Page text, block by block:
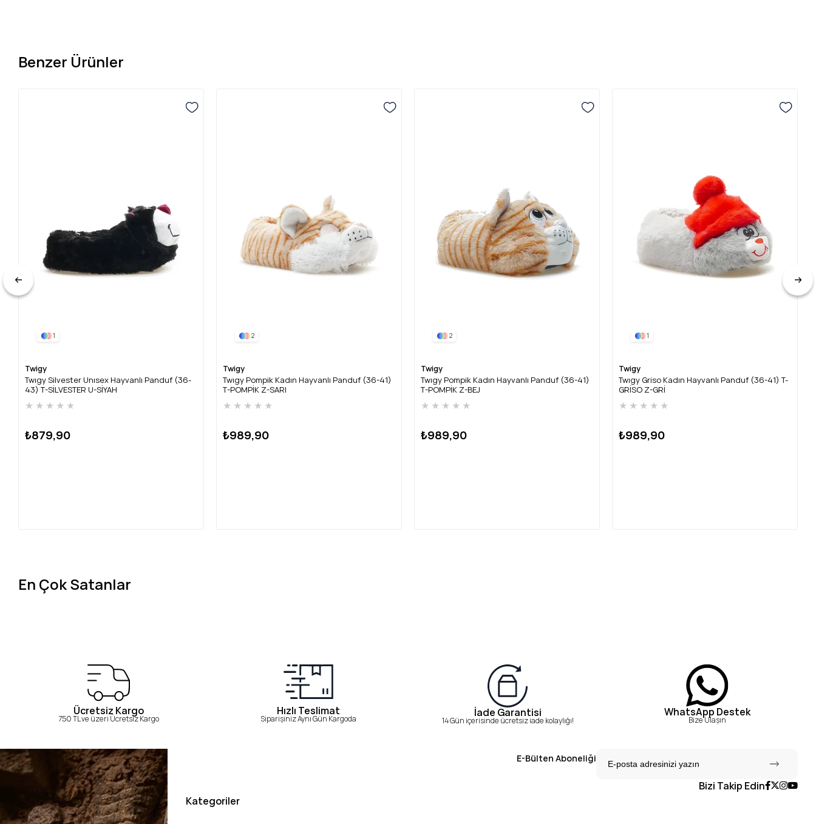
Benzer Ürünler
1
Twigy
Twıgy Silvester Unısex Hayvanlı Panduf (36-
43) T-SİLVESTER U-SİYAH
★ ★ ★ ★ ★
₺879,90
2
Twigy
Twıgy Pompik Kadın Hayvanlı Panduf (36-41)
T-POMPİK Z-SARI
★ ★ ★ ★ ★
₺989,90
2
Twigy
Twıgy Pompik Kadın Hayvanlı Panduf (36-41)
T-POMPİK Z-BEJ
★ ★ ★ ★ ★
₺989,90
1
Twigy
Twıgy Griso Kadın Hayvanlı Panduf (36-41) T-
GRİSO Z-GRİ
★ ★ ★ ★ ★
₺989,90
En Çok Satanlar
Ücretsiz Kargo
750 TL ve üzeri Ücretsiz Kargo
Hızlı Teslimat
Siparişiniz Aynı Gün Kargoda İade Garantisi
14 Gün içerisinde ücretsiz iade kolaylığı!
WhatsApp Destek
Bize Ulaşın
E-Bülten Aboneliği
Bizi Takip Edin
Kategoriler